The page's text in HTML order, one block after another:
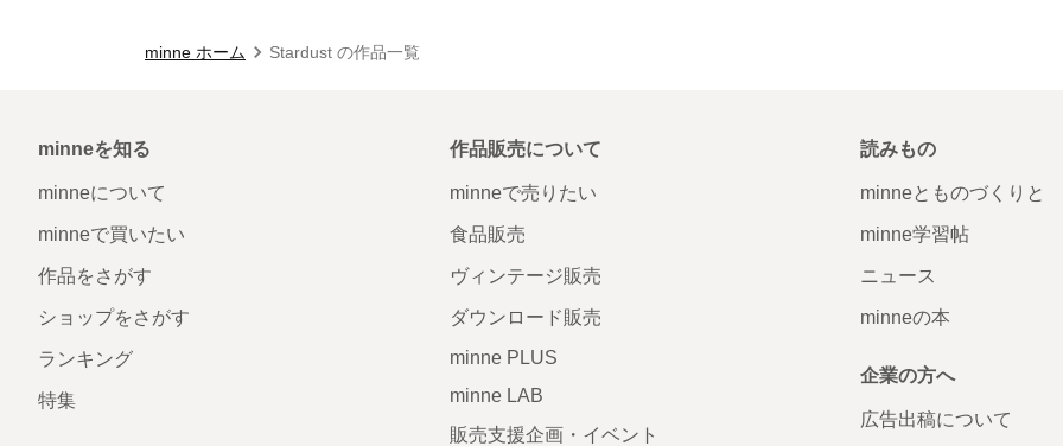
minne ホーム Stardust の作品一覧
minneを知る
minneについて
minneで買いたい
作品をさがす
ショップをさがす
ランキング
特集
作品販売について
minneで売りたい
食品販売
ヴィンテージ販売
ダウンロード販売
minne PLUS
minne LAB
販売支援企画・イベント
読みもの
minneとものづくりと
minne学習帖
ニュース
minneの本
企業の方へ
広告出稿について